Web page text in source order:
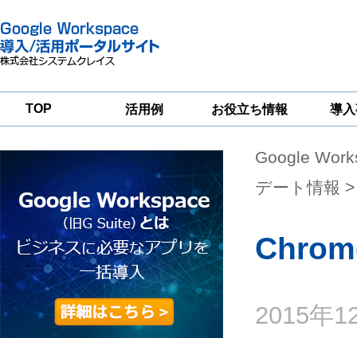
TOP 活用例 お役立ち情報
一
導
グループウェア
移行支援
Google
Workspace
セキュリティ
対策サービス
Google
デート情報
2015年